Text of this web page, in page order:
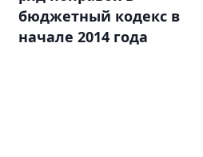
бюджетный кодекс в
начале 2014 года